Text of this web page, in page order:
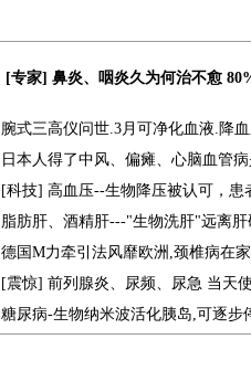
[专家] 鼻炎、咽炎久为何治不愈
腕式三高仪问世.3月可净化血液.降
日本人得了中风、偏瘫、心脑血管
[科技] 高血压--生物降压被认可，患
脂肪肝、酒精肝---"生物洗肝"远离肝
德国M力牵引法风靡欧洲,颈椎病在
[震惊] 前列腺炎、尿频、尿急 当天
糖尿病-生物纳米波活化胰岛,可逐步